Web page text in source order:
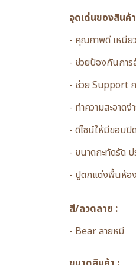
จุดเด่นของสินค้
- คุณภาพดี เหนีย
- ช่วยป้องกันการ
- ช่วย Support
- ทำความสะอาด
- ดีไซน์ให้มีขอบปิ
- ขนาดกะทัดรัด
- ปูตกแต่งพื้นห้อ
สี/ลวดลาย :
- Bear ลายหมี